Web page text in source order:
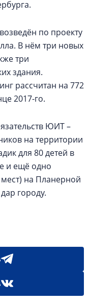
возведён по проекту
В нём три новых
три
здания.
рассчитан на 772
2017-го.
ЮИТ –
на территории
для 80 детей в
и ещё одно
на Планерной
городу.